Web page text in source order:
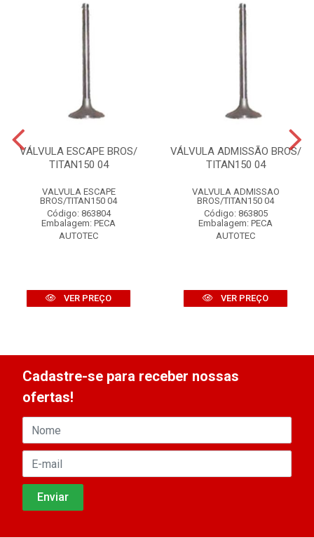
VÁLVULA ESCAPE BROS/
TITAN150 04
VALVULA ESCAPE
BROS/TITAN150 04
Código: 863804
Embalagem: PECA
AUTOTEC
VER PREÇO
VÁLVULA ADMISSÃO BROS/
TITAN150 04
VALVULA ADMISSAO
BROS/TITAN150 04
Código: 863805
Embalagem: PECA
AUTOTEC
VER PREÇO
Cadastre-se para receber nossas
ofertas!